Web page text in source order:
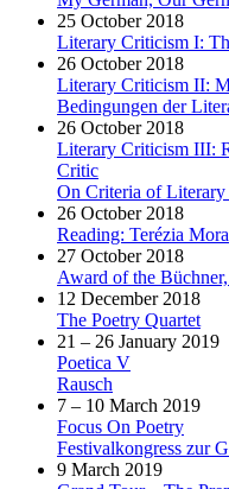
25 October 2018
Literary Criticism I:
26 October 2018
Literary Criticism II:
Bedingungen der
26 October 2018
Literary Criticism III:
Critic
On Criteria of
26 October 2018
Reading: Terézia Mora
27 October 2018
Award of the
12 December 2018
The Poetry Quartet
21 – 26 January 2019
Poetica V
Rausch
7 – 10 March 2019
Focus On Poetry
Festivalkongress zur
9 March 2019